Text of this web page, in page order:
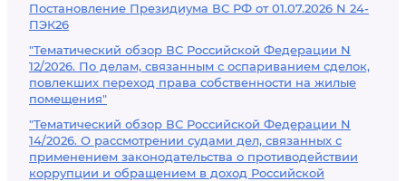
Постановление Президиума ВС РФ от 01.07.2026 N 24-
ПЭК26
"Тематический обзор ВС Российской Федерации N
12/2026. По делам, связанным с оспариванием сделок,
повлекших переход права собственности на жилые
помещения"
"Тематический обзор ВС Российской Федерации N
14/2026. О рассмотрении судами дел, связанных с
применением законодательства о противодействии
коррупции и обращением в доход Российской